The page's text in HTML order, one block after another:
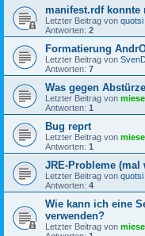
manifest.rdf konnte
Letzter Beitrag von quotsi
Antworten: 2
Formatierung
Letzter Beitrag von
Antworten: 7
Was gegen
Letzter Beitrag von
Antworten: 1
Bug reprt
Letzter Beitrag von
Antworten: 1
JRE-Probleme (mal
Letzter Beitrag von quotsi
Antworten: 4
Wie kann ich eine
verwenden?
Letzter Beitrag von